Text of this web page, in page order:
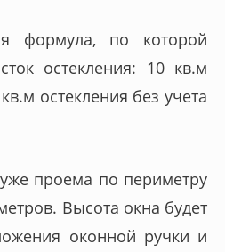
формула, по которой
остекления: 10 кв.м
остекления без учета
проема по периметру
Высота окна будет
оконной ручки и